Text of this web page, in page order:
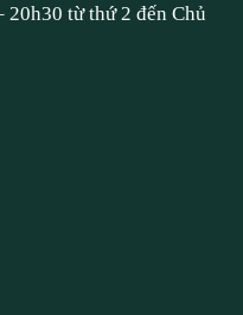
20h30 từ thứ 2 đến Chủ